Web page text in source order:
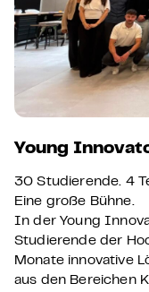
Young
30 Studierende. 4
Eine große Bühne.
In der Young
Studierende der
Monate innovative
aus den Bereichen